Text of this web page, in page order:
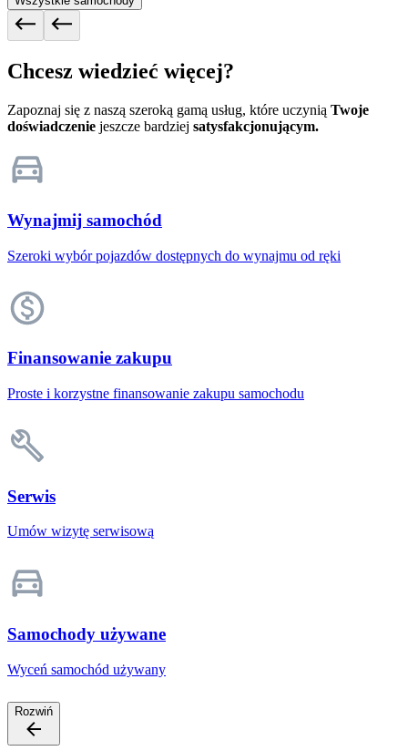
Chcesz wiedzieć więcej?
Zapoznaj się z naszą szeroką gamą usług, które uczynią Twoje
doświadczenie jeszcze bardziej satysfakcjonującym.
Wynajmij samochód
Szeroki wybór pojazdów dostępnych do wynajmu od ręki
Finansowanie zakupu
Proste i korzystne finansowanie zakupu samochodu
Serwis
Umów wizytę serwisową
Samochody używane
Wyceń samochód używany
Rozwiń